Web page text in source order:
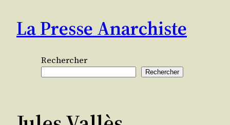
contenu
La Presse Anarchiste
Rechercher
Rechercher